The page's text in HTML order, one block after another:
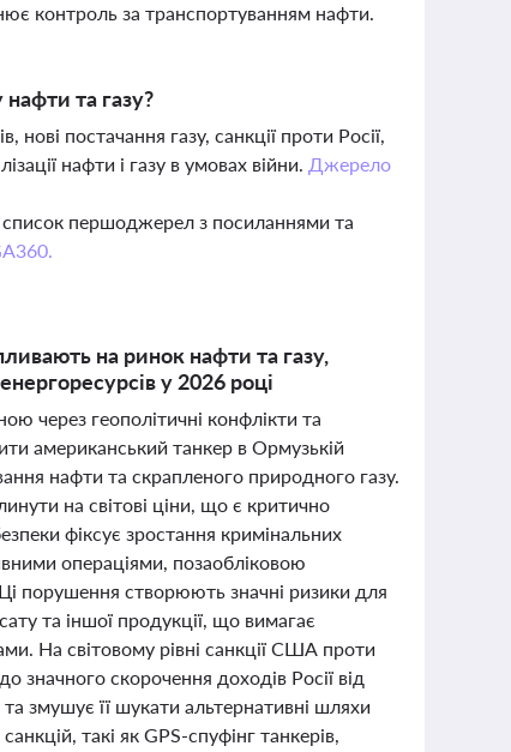
контроль за транспортуванням нафти.
та газу?
постачання газу, санкції проти Росії,
нафти і газу в умовах війни. Джерело
першоджерел з посиланнями та
на ринок нафти та газу,
у 2026 році
через геополітичні конфлікти та
американський танкер в Ормузькій
нафти та скрапленого природного газу.
на світові ціни, що є критично
фіксує зростання кримінальних
операціями, позаобліковою
порушення створюють значні ризики для
та іншої продукції, що вимагає
На світовому рівні санкції США проти
значного скорочення доходів Росії від
змушує її шукати альтернативні шляхи
такі як GPS-спуфінг танкерів,